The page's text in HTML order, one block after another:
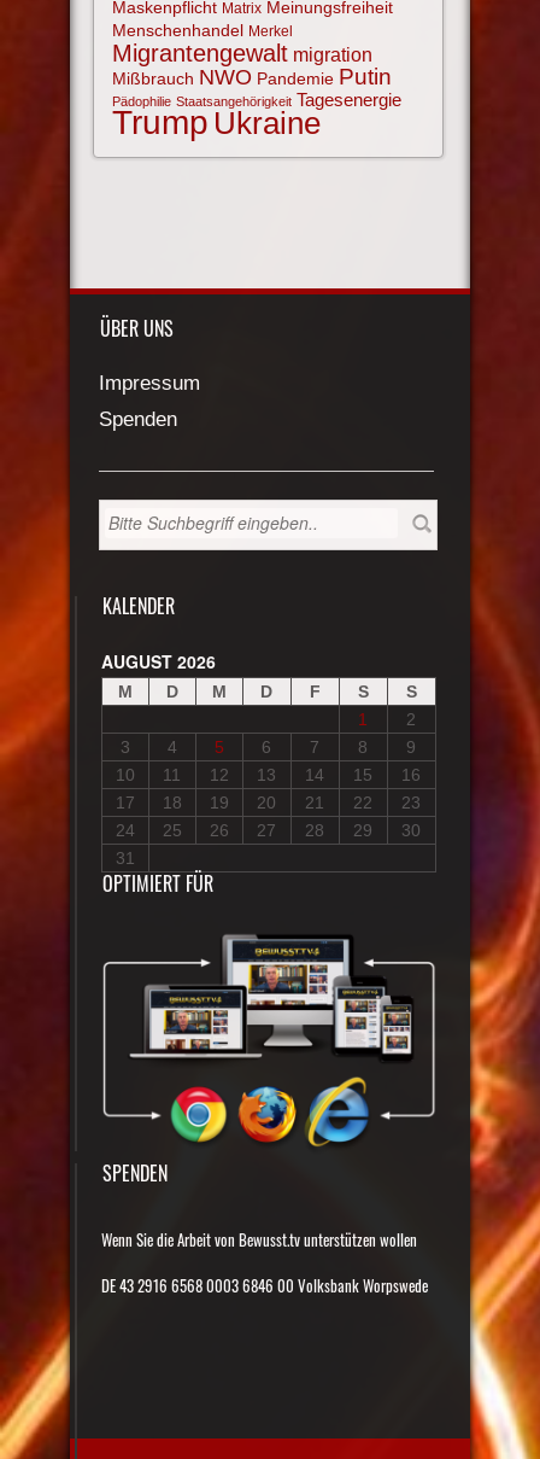
Maskenpflicht Matrix Meinungsfreiheit
Menschenhandel Merkel
Migrantengewalt migration
Mißbrauch NWO Pandemie Putin
Pädophilie Staatsangehörigkeit Tagesenergie
Trump Ukraine
ÜBER UNS
Impressum
Spenden
KALENDER
AUGUST 2026
M D M D F S
S
1
2
3
4 5 6 7 8
9
10
11 12 13 14 15
16
17
18 19 20 21 22
23
24
25 26 27 28 29
30
31
OPTIMIERT FÜR
SPENDEN
Wenn Sie die Arbeit von Bewusst.tv unterstützen wollen
DE 43 2916 6568 0003 6846 00 Volksbank Worpswede